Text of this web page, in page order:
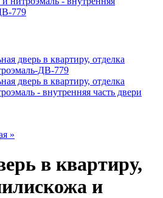
»
в квартиру,
и